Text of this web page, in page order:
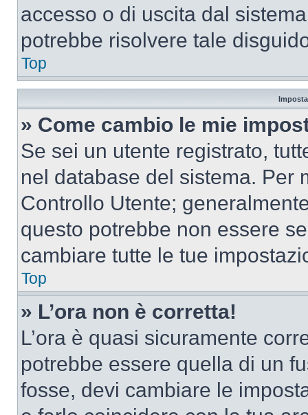
accesso o di uscita dal
potrebbe risolvere tale
Top
» Come cambio le mie
Se sei un utente registrato,
nel database del sistema. Per
Controllo Utente;
questo potrebbe non essere
cambiare tutte le tue
Top
» L’ora non è corretta!
L’ora è quasi sicuramente
potrebbe essere quella di un
fosse, devi cambiare le